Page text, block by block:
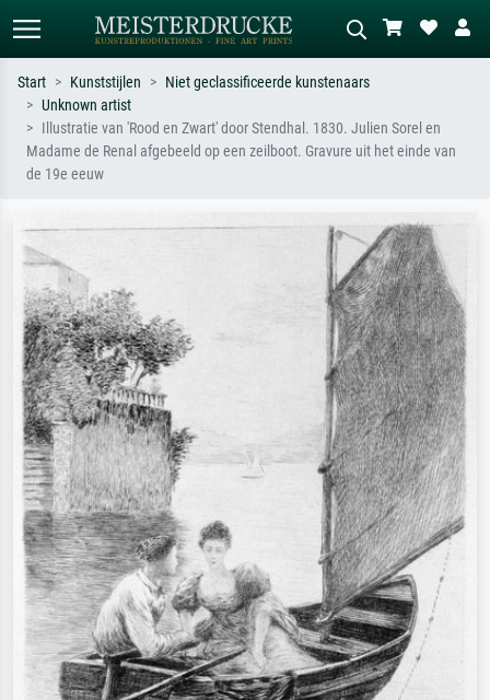
Standaard zoeken AI-beeldzoeker
Zoek op kunstenaar, titel of stijl – bijv.
Monet, Sterrennacht, impressionisme,
Beschrijf de scène – bijv. groene
een boom.
Start Kunststijlen
Niet geclassificeerde kunstenaars
Unknown artist
Illustratie van 'Rood en Zwart' door Stendhal. 1830. Julien Sorel en
Madame de Renal afgebeeld op een zeilboot. Gravure uit het einde van
de 19e eeuw